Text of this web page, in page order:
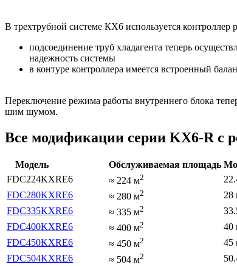
В трехтрубной системе КХ6 используется контроллер
подсоединение труб хладагента теперь
надежность системы
в контуре контроллера имеется встроенный
Переключение режима работы внутреннего блока
шим шумом.
Все модификации серии KX6-R с
Модель Обслуживаемая площадь
FDC224KXRE6
≈ 224 м2
FDC280KXRE6
≈ 280 м2 28
FDC335KXRE6
≈ 335 м2
FDC400KXRE6
≈ 400 м2 40
FDC450KXRE6
≈ 450 м2 45
FDC504KXRE6
≈ 504 м2